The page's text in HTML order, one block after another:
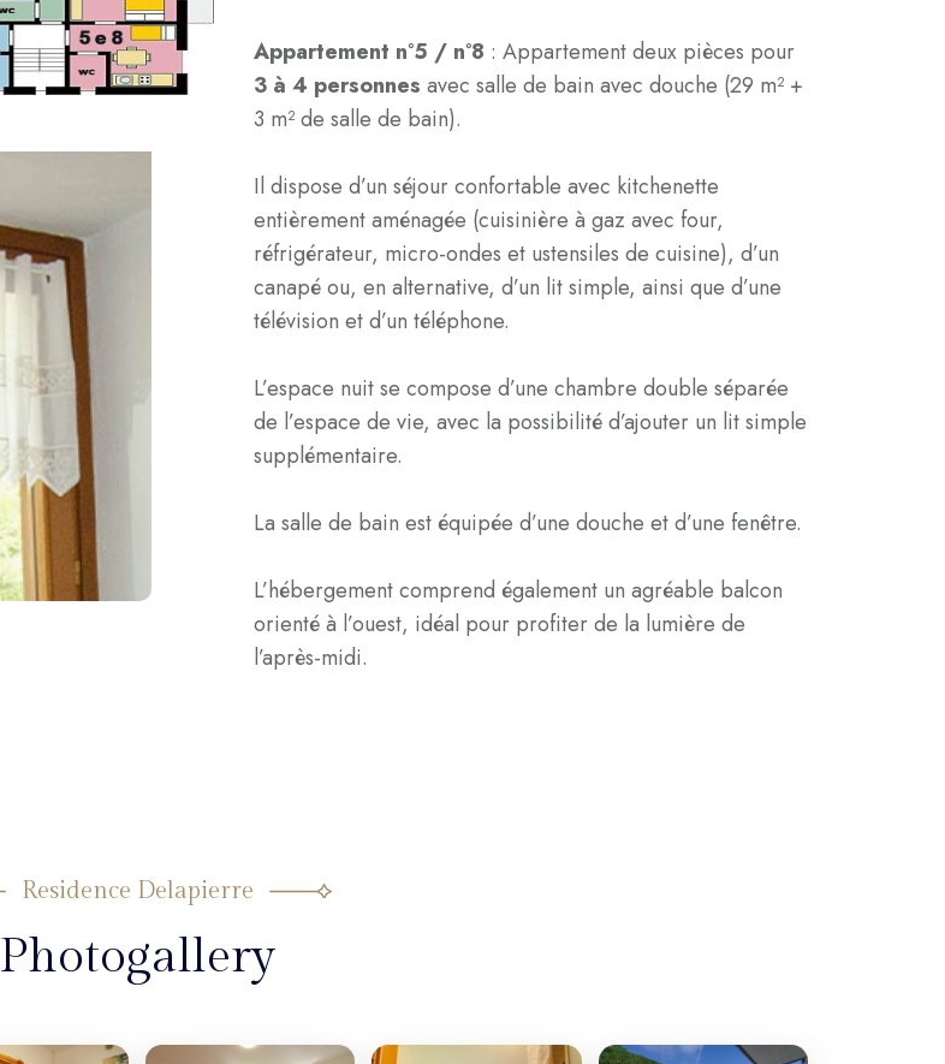
Appartement n°5 / n°8 : Appartement deux pièces pour
3 à 4 personnes avec salle de bain avec douche (29 m² +
3 m² de salle de bain).
Il dispose d’un séjour confortable avec kitchenette
entièrement aménagée (cuisinière à gaz avec four,
réfrigérateur, micro-ondes et ustensiles de cuisine), d’un
canapé ou, en alternative, d’un lit simple, ainsi que d’une
télévision et d’un téléphone.
L’espace nuit se compose d’une chambre double séparée
de l’espace de vie, avec la possibilité d’ajouter un lit simple
supplémentaire.
La salle de bain est équipée d’une douche et d’une fenêtre.
L’hébergement comprend également un agréable balcon
orienté à l’ouest, idéal pour profiter de la lumière de
l’après-midi.
Residence Delapierre
Photogallery